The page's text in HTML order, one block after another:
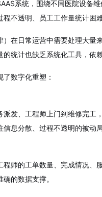
系统，围绕不同医院设
不透明、员工工作量统计困
在日常运营中需要处理大
统计也缺乏系统化工具，依
数字化重塑：
发、工程师上门到维修完
息分散、过程不透明的被动局
师的工单数量、完成情况
的数据支撑。